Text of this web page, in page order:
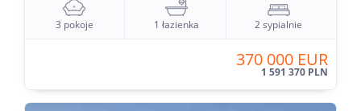
3 pokoje 1 łazienka 2 sypialnie
370 000 EUR
1 591 370 PLN